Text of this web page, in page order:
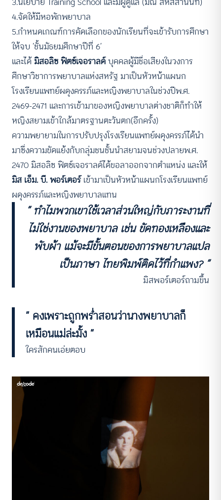
4.จัดให้มีหอพักพยาบาล
5.กำหนดเกณฑ์การคัดเลือกของนักเรียนที่จะเข้ารับการศึกษา
ให้จบ ‘ชั้นมัธยมศึกษาปีที่ 6’
และได้มิสอลิซ ฟิตซ์เจอราลด์บุคคลผู้มีชื่อเสียงในวงการ
ศึกษาวิชาการพยาบาลแห่งสหรัฐ มาเป็นหัวหน้าแผนก
โรงเรียนแพทย์ผดุงครรภ์และหญิงพยาบาลในช่วงปีพ.ศ.
2469-2471 และการเข้ามาของหญิงพยาบาลต่างชาติก็ทำให้
หญิงสยามเข้าใกล้มาตรฐานตะวันตก(อีกครั้ง)
ความพยายามในการปรับปรุงโรงเรียนแพทย์ผดุงครรภ์ได้นำ
มาซึ่งความขัดแย้งกับกลุ่มชนชั้นนำสยามจนช่วงปลายพ.ศ.
2470 มิสอลิซ ฟิตซ์เจอราลด์ได้ขอลาออกจากตำแหน่ง และให้
มิส เอ็ม. บี. พอร์เตอร์เข้ามาเป็นหัวหน้าแผนกโรงเรียนแพทย์
ผดุงครรภ์และหญิงพยาบาลแทน
“ ทำไมพวกเขาใช้เวลาส่วนใหญ่กับภาระงานที่
ไม่ใช่งานของพยาบาล เช่น ขัดทองเหลืองและ
พับผ้า แม้จะมีขั้นตอนของการพยาบาลแปล
เป็นภาษา ไทยพิมพ์ติดไว้ที่กำแพง? ”
มิสพอร์เตอร์ถามขึ้น
“ คงเพราะถูกพร่ำสอนว่านางพยาบาลก็
เหมือนแม่ล่ะมั้ง ”
ใครสักคนเอ่ยตอบ